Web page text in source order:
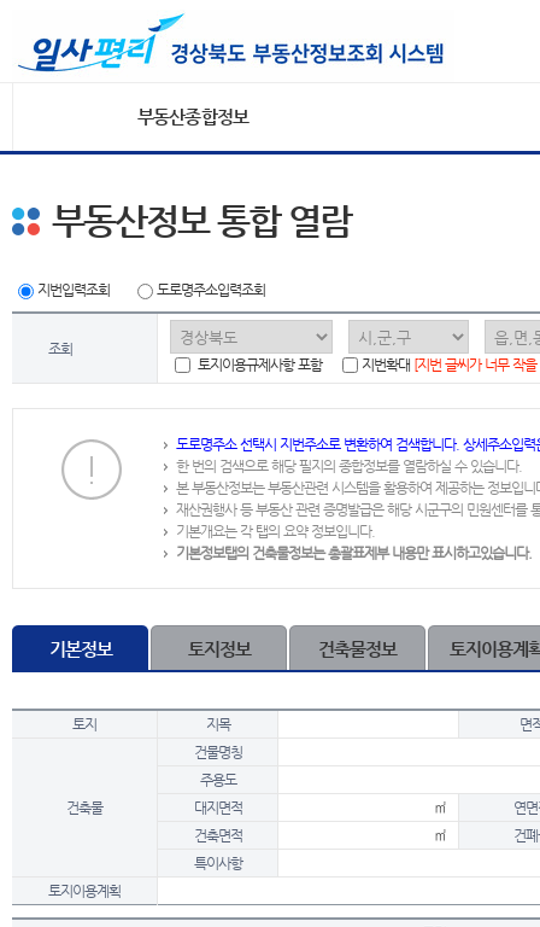
부동산종합정보
부동산정보 통합 열람
지번입력조회 도로명주소입력조회
조회
토지이용규제사항 포함
지번확대 [지번 글씨가 너무 작
도로명주소 선택시 지번주소로 변환하여 검색합니다. 상세주소입
한 번의 검색으로 해당 필지의 종합정보를 열람하실 수 있습니다.
본 부동산정보는 부동산관련 시스템을 활용하여 제공하는 정보입니
재산권행사 등 부동산 관련 증명발급은 해당 시군구의 민원센터를
기본개요는 각 탭의 요약 정보입니다.
기본정보탭의 건축물정보는 총괄표제부 내용만 표시하고있습니다.
기본정보 토지정보 건축물정보 토지이용계
토지 지목 면
건축물
건물명칭
주용도
대지면적
㎡
연
건축면적
㎡
건
특이사항
토지이용계획